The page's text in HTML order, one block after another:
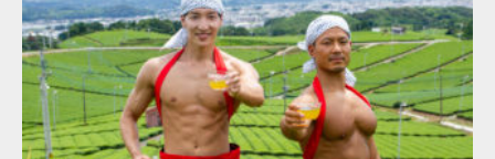
Update:2023.02.11
Category:茶畑のマッチョ その他 TOSHI(大胸筋)AKIHITO(細マッチ
ョ) 大胸筋 腹筋 八女 (福岡)
ダウンロード
ギネス世界記録…
【TV】TBS番組「ひるおび」にてマッスルプ
ラスが紹介されま…